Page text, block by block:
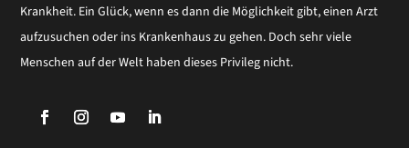
Krankheit. Ein Glück, wenn es dann die Möglichkeit gibt, einen Arzt
aufzusuchen oder ins Krankenhaus zu gehen. Doch sehr viele
Menschen auf der Welt haben dieses Privileg nicht.